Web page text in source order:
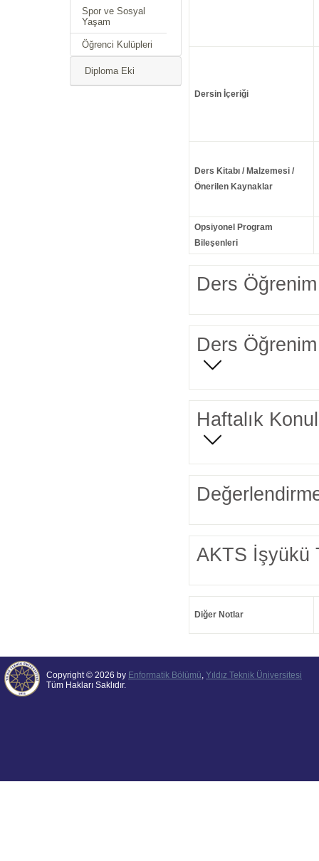
Spor ve Sosyal
Yaşam
Öğrenci Kulüpleri
Diploma Eki
Dersin İçeriği
Ders Kitabı / Malzemesi /
Önerilen Kaynaklar
Opsiyonel Program
Bileşenleri
Ders Öğrenim
Ders Öğrenim
Haftalık
AKTS İşyükü
Diğer Notlar
Copyright © 2026 by Enformatik Bölümü, Yıldız Teknik Üniversitesi
Tüm Hakları Saklıdır.